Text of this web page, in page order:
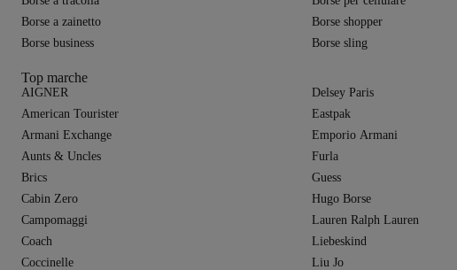
Borse a zainetto
Borse business
Borse shopper
Borse sling
Top marche
AIGNER
American Tourister
Armani Exchange
Aunts & Uncles
Brics
Cabin Zero
Campomaggi
Coach
Coccinelle
Delsey Paris
Eastpak
Emporio Armani
Furla
Guess
Hugo Borse
Lauren Ralph Lauren
Liebeskind
Liu Jo